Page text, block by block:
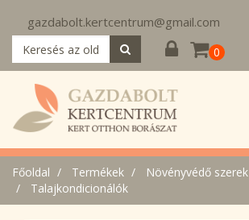
gazdabolt.kertcentrum@gmail.com
0
Főoldal Termékek
Növényvédő szerek
Talajkondicionálók